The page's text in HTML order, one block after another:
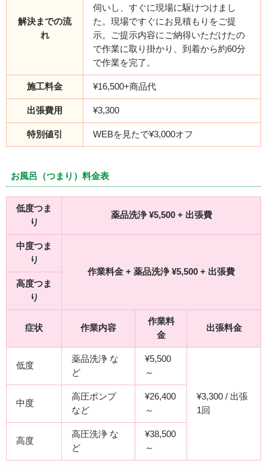
解決までの流
れ
伺いし、すぐに現場に駆けつけまし
た。現場ですぐにお見積もりをご提
示。ご提示内容にご納得いただけたの
で作業に取り掛かり、到着から約60分
で作業を完了。
施工料金 ¥16,500+商品代
出張費用 ¥3,300
特別値引 WEBを見たで¥3,000オフ
お風呂（つまり）料金表
低度つま
り
薬品洗浄 ¥5,500 + 出張費
中度つま
り
作業料金 + 薬品洗浄 ¥5,500 + 出張費
高度つま
り
症状 作業内容
作業料
金
出張料金
低度
薬品洗浄 な
ど
¥5,500
～
¥3,300 / 出張
1回
中度
高圧ポンプ
など
¥26,400
～
高度
高圧洗浄 な
ど
¥38,500
～